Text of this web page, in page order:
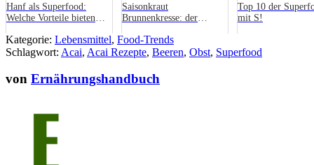
Hanf als Superfood:
Welche Vorteile bieten
Küche?
Saisonkraut
Brunnenkresse: der
Top 10 der
mit S!
Kategorie: Lebensmittel, Food-Trends
Schlagwort: Acai, Acai Rezepte, Beeren, Obst, Superfood
von Ernährungshandbuch